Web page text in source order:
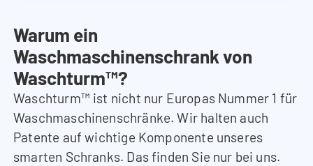
Warum ein
Waschmaschinenschrank von
Waschturm™?
Waschturm™ ist nicht nur Europas Nummer 1 für
Waschmaschinenschränke. Wir halten auch
Patente auf wichtige Komponente unseres
smarten Schranks. Das finden Sie nur bei uns.